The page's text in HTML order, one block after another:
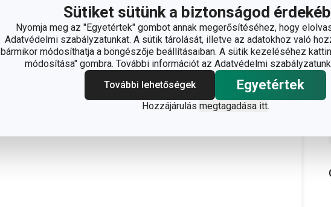
Sütiket sütünk a biztonságod
Nyomja meg az "Egyetértek" gombot annak megerősítéséhez, hogy
Adatvédelmi szabályzatunkat. A sütik tárolását, illetve az adatokhoz való
bármikor módosíthatja a böngészője beállításaiban. A sütik kezeléséhez
módosítása" gombra. További információt az Adatvédelmi
További lehetőségek
Egyetértek
Hozzájárulás megtagadása itt.